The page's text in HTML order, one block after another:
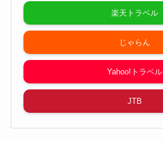
楽天トラベル
じゃらん
Yahoo!トラベル
JTB